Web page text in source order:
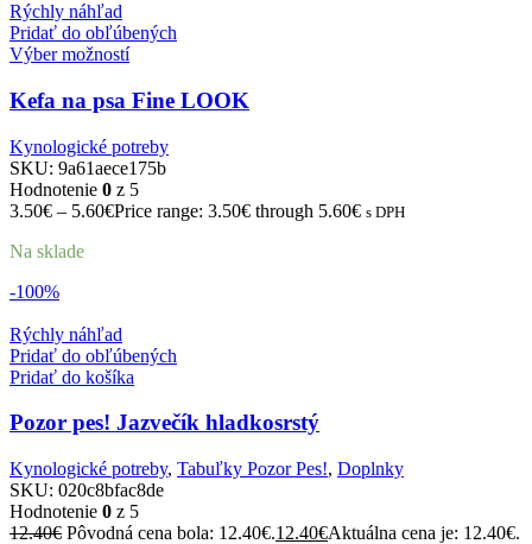
Rýchly náhľad
Pridať do obľúbených
Výber možností
Kefa na psa Fine LOOK
Kynologické potreby
SKU: 9a61aece175b
Hodnotenie 0 z 5
3.50€ – 5.60€Price range: 3.50€ through 5.60€ s DPH
Na sklade
-100%
Rýchly náhľad
Pridať do obľúbených
Pridať do košíka
Pozor pes! Jazvečík hladkosrstý
Kynologické potreby, Tabuľky Pozor Pes!, Doplnky
SKU: 020c8bfac8de
Hodnotenie 0 z 5
12.40€ Pôvodná cena bola: 12.40€.12.40€Aktuálna cena je: 12.40€.